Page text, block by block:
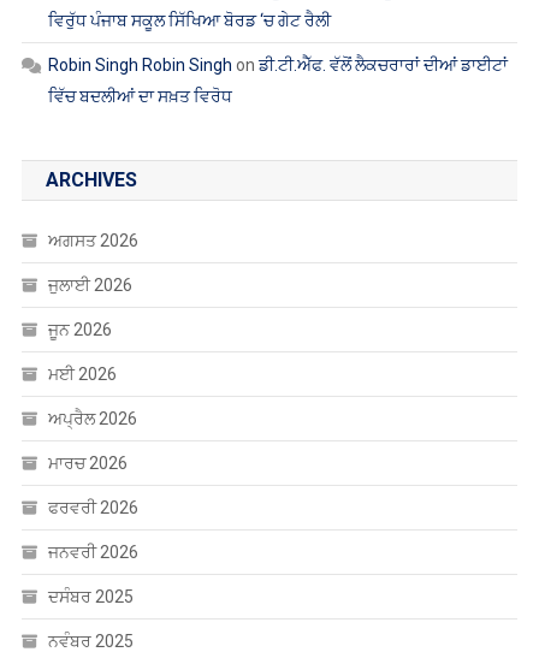
ਵਿਰੁੱਧ ਪੰਜਾਬ ਸਕੂਲ ਸਿੱਖਿਆ ਬੋਰਡ ‘ਚ ਗੇਟ ਰੈਲੀ
Robin Singh Robin Singh onਡੀ.ਟੀ.ਐੱਫ. ਵੱਲੋਂ ਲੈਕਚਰਾਰਾਂ ਦੀਆਂ ਡਾਈਟਾਂ
ਵਿੱਚ ਬਦਲੀਆਂ ਦਾ ਸਖ਼ਤ ਵਿਰੋਧ
ARCHIVES
ਅਗਸਤ 2026
ਜੁਲਾਈ 2026
ਜੂਨ 2026
ਮਈ 2026
ਅਪ੍ਰੈਲ 2026
ਮਾਰਚ 2026
ਫਰਵਰੀ 2026
ਜਨਵਰੀ 2026
ਦਸੰਬਰ 2025
ਨਵੰਬਰ 2025